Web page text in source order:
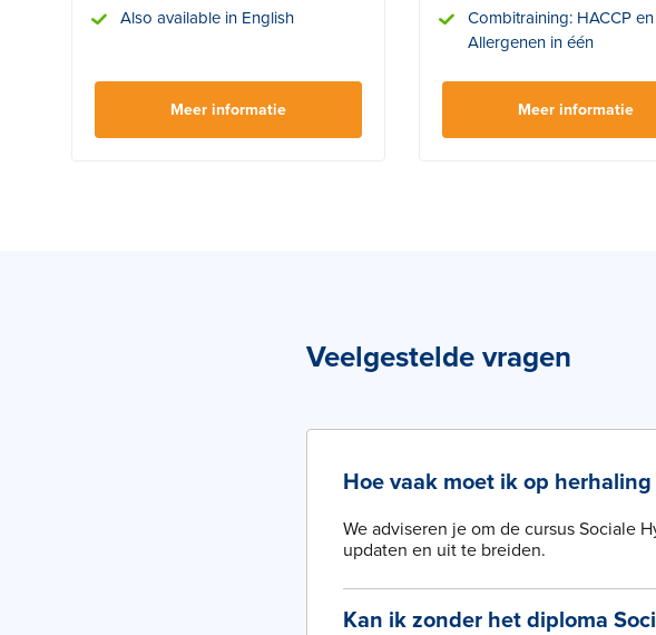
Also available in English
Meer informatie
Combitraining: HACCP en
Allergenen in één
Meer informatie
Veelgestelde vragen
Hoe vaak moet ik op
We adviseren je om de cursus Sociale
updaten en uit te breiden.
Kan ik zonder het diploma